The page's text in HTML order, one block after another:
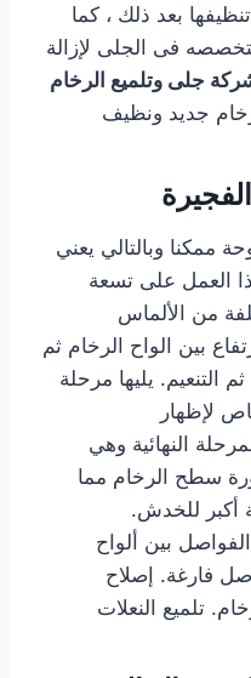
بعد ذلك ، كما
فى الجلى لإزالة
جلى وتلميع الرخام
جديد ونظيف
ممكنا وبالتالي يعني
العمل على تسعة
من الألماس
بين الواح الرخام ثم
التنعيم. يليها مرحلة
لإظهار
النهائية وهي
سطح الرخام مما
أكبر للخدش.
بين ألواح
فارغة. إصلاح
تلميع النعلات